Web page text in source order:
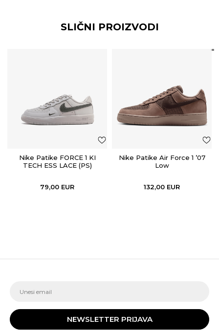
SLIČNI PROIZVODI
Nike Patike FORCE 1 KI
TECH ESS LACE (PS)
79,00 EUR
Nike Patike Air Force 1 ’07
Low
132,00 EUR
NEWSLETTER PRIJAVA